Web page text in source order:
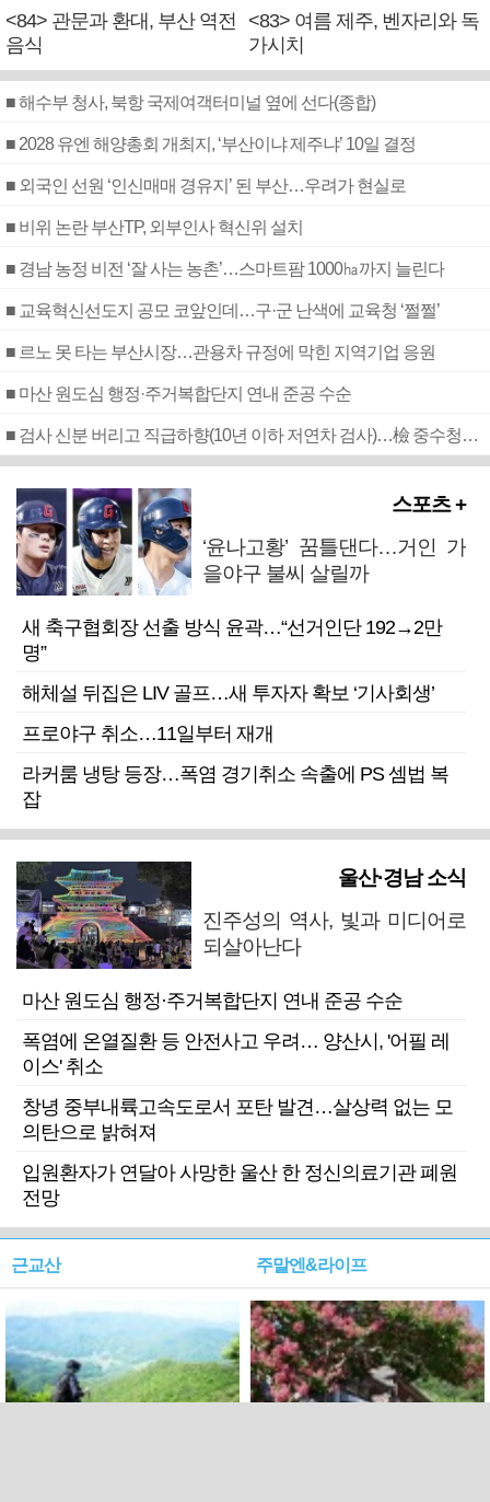
<84> 관문과 환대, 부산 역전
음식
<83> 여름 제주, 벤자리와 독
가시치
■ 해수부 청사, 북항 국제여객터미널 옆에 선다(종합)
■ 2028 유엔 해양총회 개최지, ‘부산이냐 제주냐’ 10일 결정
■ 외국인 선원 ‘인신매매 경유지’ 된 부산…우려가 현실로
■ 비위 논란 부산TP, 외부인사 혁신위 설치
■ 경남 농정 비전 ‘잘 사는 농촌’…스마트팜 1000㏊까지 늘린다
■ 교육혁신선도지 공모 코앞인데…구·군 난색에 교육청 ‘쩔쩔’
■ 르노 못 타는 부산시장…관용차 규정에 막힌 지역기업 응원
■ 마산 원도심 행정·주거복합단지 연내 준공 수순
■ 검사 신분 버리고 직급하향(10년 이하 저연차 검사)…檢 중수청행 기피
스포츠 +
‘윤나고황’ 꿈틀댄다…거인 가
을야구 불씨 살릴까
새 축구협회장 선출 방식 윤곽…“선거인단 192→2만
명”
해체설 뒤집은 LIV 골프…새 투자자 확보 ‘기사회생’
프로야구 취소…11일부터 재개
라커룸 냉탕 등장…폭염 경기취소 속출에 PS 셈법 복
잡
울산·경남 소식
진주성의 역사, 빛과 미디어로
되살아난다
마산 원도심 행정·주거복합단지 연내 준공 수순
폭염에 온열질환 등 안전사고 우려… 양산시, '어필 레
이스' 취소
창녕 중부내륙고속도로서 포탄 발견…살상력 없는 모
의탄으로 밝혀져
입원환자가 연달아 사망한 울산 한 정신의료기관 폐원
전망
근교산 주말엔&라이프